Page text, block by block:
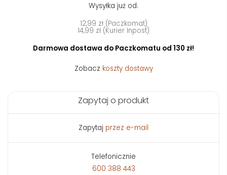
Wysyłka już od:
12,99 zł (Paczkomat)
14,99 zł (Kurier Inpost)
Darmowa dostawa do Paczkomatu od 130 zł!
Zobacz koszty dostawy
Zapytaj o produkt
Zapytaj przez e-mail
Telefonicznie
600 388 443